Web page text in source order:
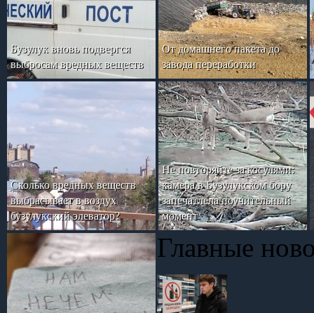
Бузулук вновь подвергся
выбросам вредных веществ
От домашнего пакета до
завода переработки
Сколько вредных веществ
выбрасывает в воздух
бузулукский элеватор?
Не повторяйте за косулями:
камера в Бузулукском бору
запечатлела поучительный
момент
Главные